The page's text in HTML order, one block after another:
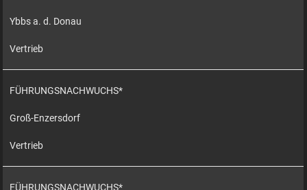
Ybbs a. d. Donau
Vertrieb
FÜHRUNGSNACHWUCHS*
Groß-Enzersdorf
Vertrieb
FÜHRUNGSNACHWUCHS*